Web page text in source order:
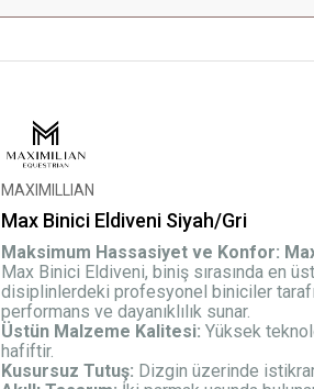
MAXIMILLIAN
Max Binici Eldiveni Siyah/Gri
Maksimum Hassasiyet ve Konfor:
Max Binici Eldiveni, biniş sırasında en
disiplinlerdeki profesyonel biniciler
performans ve dayanıklılık sunar.
Üstün Malzeme Kalitesi: Yüksek
hafiftir.
Kusursuz Tutuş: Dizgin üzerinde